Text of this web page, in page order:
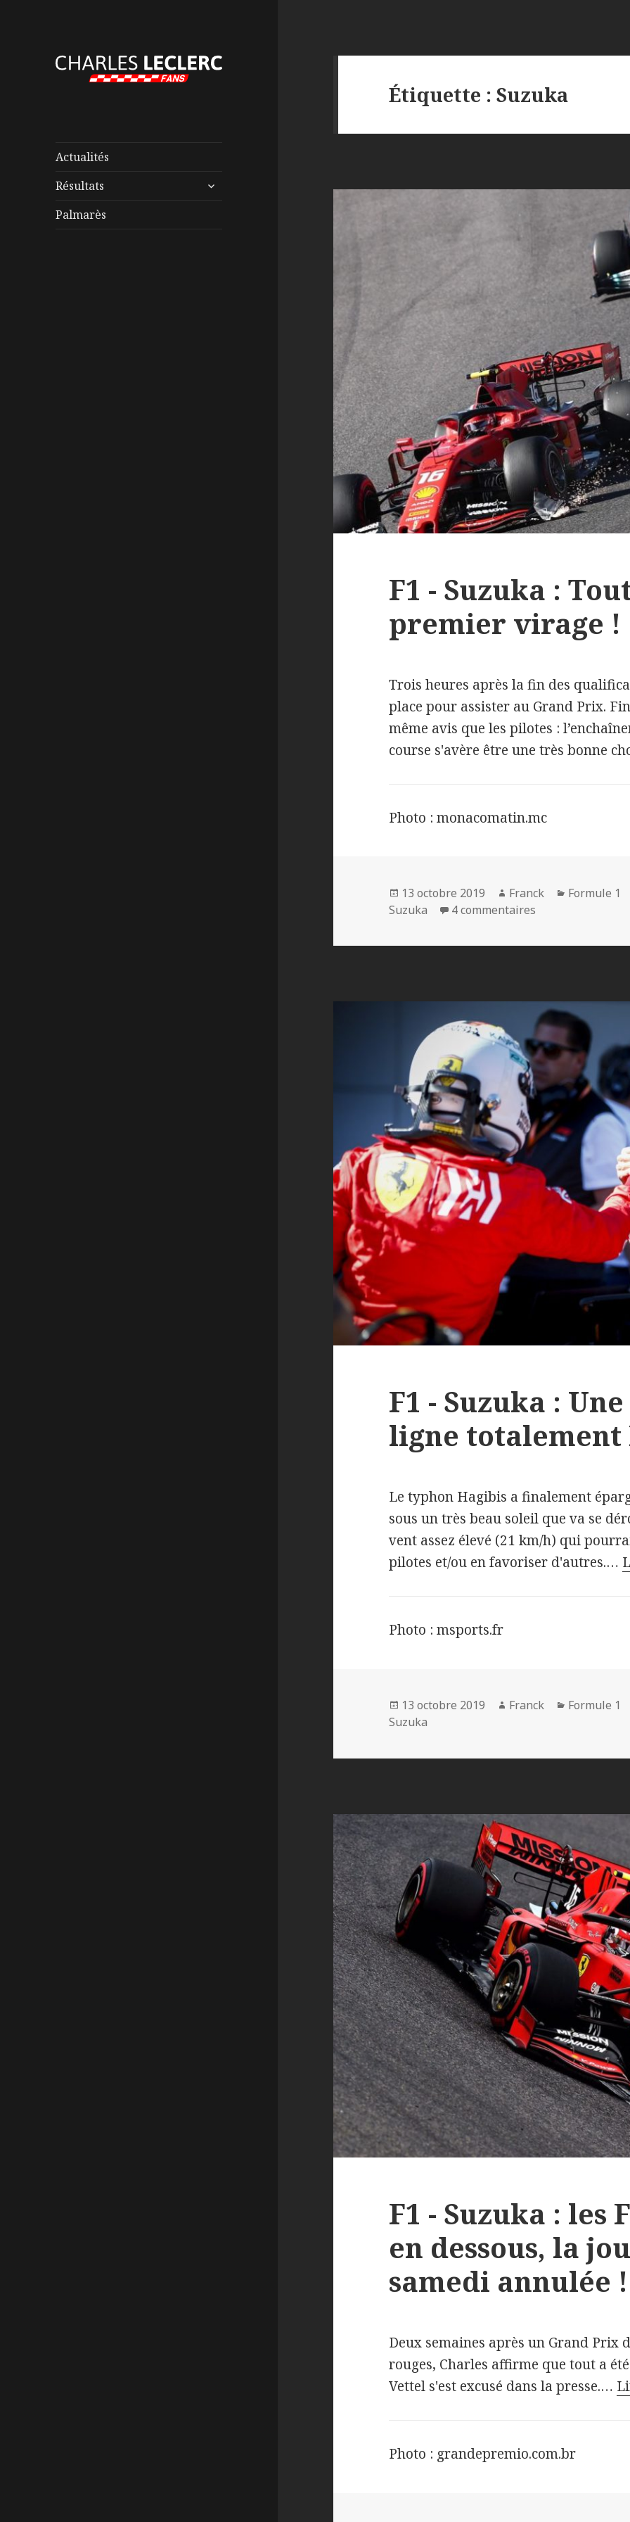
Actualités
Résultats
ouvrir
Palmarès
Étiquette :Suzuka
F1 - Suzuka :
premier virage !
Trois heures après la fin des
place pour assister au Grand Prix.
même avis que les pilotes :
course s'avère être une très bonne
Photo : monacomatin.mc
Publié
le
13 octobre 2019 Auteur
Franck Catégories
Formule 1
Suzuka
4 commentaires
F1 - Suzuka :
ligne
Le typhon Hagibis a finalement
sous un très beau soleil que va se
vent assez élevé (21 km/h) qui
pilotes et/ou en favoriser d'autres.…
Photo : msports.fr
Publié
le
13 octobre 2019 Auteur
Franck Catégories
Formule 1
Suzuka
F1 - Suzuka :
en dessous, la
samedi annulée !
Deux semaines après un Grand Prix
rouges, Charles affirme que tout a
Vettel s'est excusé dans la presse.…
Photo : grandepremio.com.br